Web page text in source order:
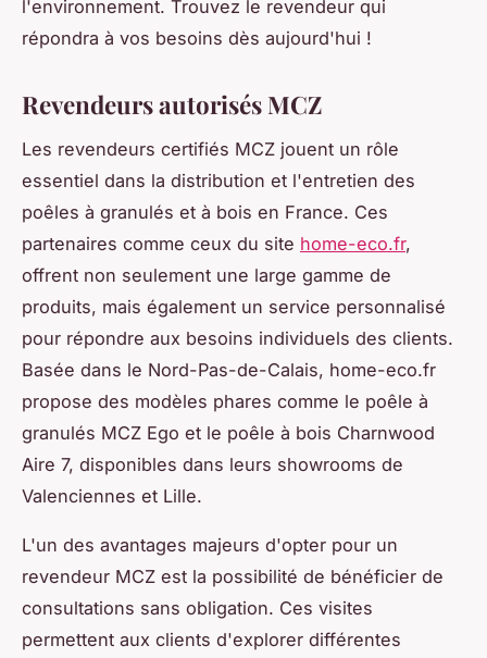
l'environnement. Trouvez le revendeur qui
répondra à vos besoins dès aujourd'hui !
Revendeurs autorisés MCZ
Les revendeurs certifiés MCZ jouent un rôle
essentiel dans la distribution et l'entretien des
poêles à granulés et à bois en France. Ces
partenaires comme ceux du site home-eco.fr,
offrent non seulement une large gamme de
produits, mais également un service personnalisé
pour répondre aux besoins individuels des clients.
Basée dans le Nord-Pas-de-Calais, home-eco.fr
propose des modèles phares comme le poêle à
granulés MCZ Ego et le poêle à bois Charnwood
Aire 7, disponibles dans leurs showrooms de
Valenciennes et Lille.
L'un des avantages majeurs d'opter pour un
revendeur MCZ est la possibilité de bénéficier de
consultations sans obligation. Ces visites
permettent aux clients d'explorer différentes